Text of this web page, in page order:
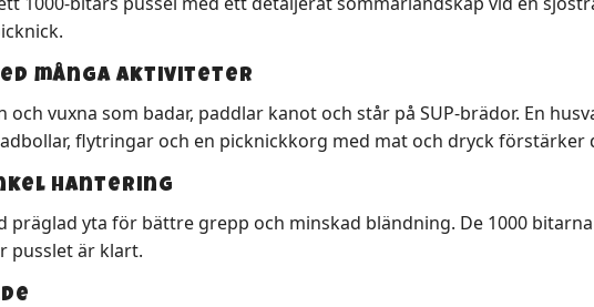
många aktiviteter
vuxna som badar, paddlar kanot och står på SUP-brädor. En
flytringar och en picknickkorg med mat och dryck förstärker
hantering
präglad yta för bättre grepp och minskad bländning. De 1000
pusslet är klart.